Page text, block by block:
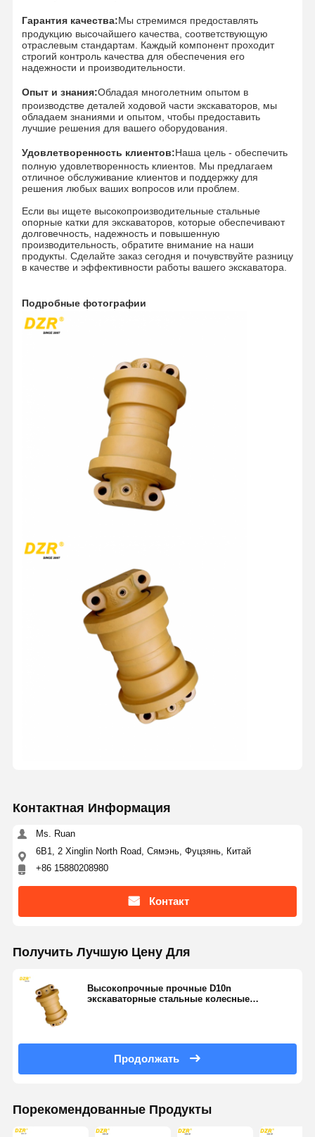
Гарантия качества:Мы стремимся предоставлять
продукцию высочайшего качества, соответствующую
отраслевым стандартам. Каждый компонент проходит
строгий контроль качества для обеспечения его
надежности и производительности.
Опыт и знания:Обладая многолетним опытом в
производстве деталей ходовой части экскаваторов, мы
обладаем знаниями и опытом, чтобы предоставить
лучшие решения для вашего оборудования.
Удовлетворенность клиентов:Наша цель - обеспечить
полную удовлетворенность клиентов. Мы предлагаем
отличное обслуживание клиентов и поддержку для
решения любых ваших вопросов или проблем.
Если вы ищете высокопроизводительные стальные
опорные катки для экскаваторов, которые обеспечивают
долговечность, надежность и повышенную
производительность, обратите внимание на наши
продукты. Сделайте заказ сегодня и почувствуйте разницу
в качестве и эффективности работы вашего экскаватора.
Подробные фотографии
Контактная Информация
Ms. Ruan
6B1, 2 Xinglin North Road, Сямэнь, Фуцзянь, Китай
+86 15880208980
Контакт
Получить Лучшую Цену Для
Высокопрочные прочные D10n
экскаваторные стальные колесные
Продолжать
Порекомендованные Продукты